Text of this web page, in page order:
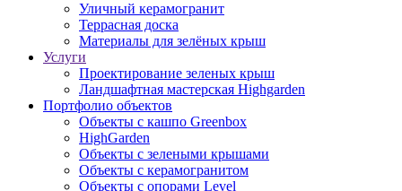
Уличный керамогранит
Террасная доска
Материалы для зелёных крыш
Услуги
Проектирование зеленых крыш
Ландшафтная мастерская Highgarden
Портфолио объектов
Объекты с кашпо Greenbox
HighGarden
Объекты с зелеными крышами
Объекты с керамогранитом
Объекты с опорами Level